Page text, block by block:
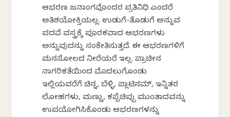
ಆಭರಣ ಜನಾಂಗವೊಂದರ ಪ್ರತಿನಿಧಿ ಎಂದರೆ
ಅತಿಶಯೋಕ್ತಿಯಲ್ಲ. ಉಡುಗೆ-ತೊಡುಗೆ ಅನ್ನುವ
ಪದವೆ ವಸ್ತ್ರಕ್ಕೆ ಪೂರಕವಾದ ಆಭರಣಗಳು
ಅನ್ನುವುದನ್ನು ಸಂಕೇತಿಸುತ್ತದೆ. ಈ ಆಭರಣಗಳಿಗೆ
ಮನಸೋಲದ ನೀರೆಯರೆ ಇಲ್ಲ. ಪ್ರಾಚೀನ
ನಾಗರಿಕತೆಯಿಂದ ಮೊದಲುಗೊಂಡು
ಇಲ್ಲಿಯವರೆಗೆ ಚಿನ್ನ, ಬೆಳ್ಳಿ, ಪ್ಲಾಟಿನಮ್, ಇನ್ನಿತರ
ಲೋಹಗಳು, ಮಣ್ಣು, ಕಪ್ಪೆಚಿಪ್ಪು ಮುಂತಾದವನ್ನು
ಉಪಯೋಗಿಸಿಕೊಂಡು ಆಭರಣಗಳನ್ನು